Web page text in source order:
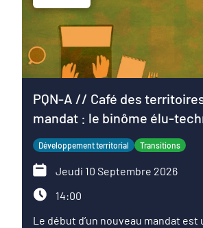
PQN-A // Café des
mandat : le binôme élu-
service du projet de territoire
Développement territorial Transitions
Jeudi 10 Septembre 2026
14:00
Le début d’un nouveau mandat est